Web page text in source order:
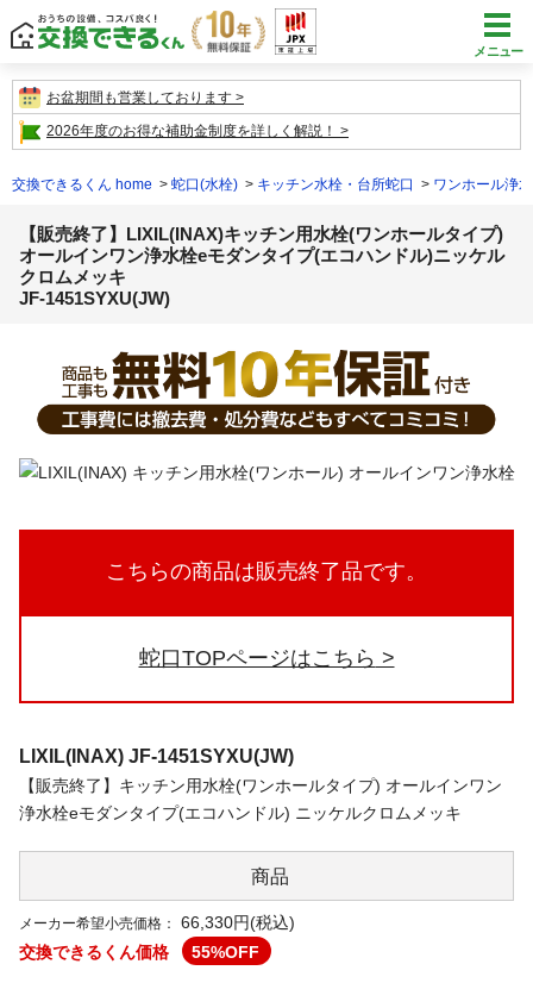
メニュー
お盆期間も営業しております
2026年度のお得な補助金制度を詳しく解説！
交換できるくん home 蛇口(水栓) キッチン水栓・台所蛇口 ワンホール浄
【販売終了】LIXIL(INAX)キッチン用水栓(ワンホールタイプ)
オールインワン浄水栓eモダンタイプ(エコハンドル)ニッケル
クロムメッキ
JF-1451SYXU(JW)
こちらの商品は販売終了品です。
蛇口TOPページはこちら
LIXIL(INAX) JF-1451SYXU(JW)
【販売終了】キッチン用水栓(ワンホールタイプ) オールインワン
浄水栓eモダンタイプ(エコハンドル) ニッケルクロムメッキ
商品
メーカー希望小売価格：
66,330円(税込)
交換できるくん価格
55%OFF